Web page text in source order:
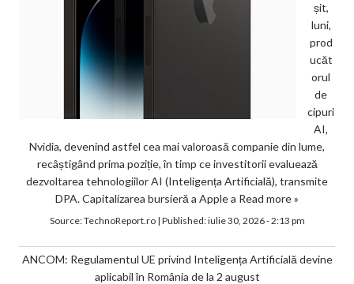
șit,
luni,
prod
ucăt
orul
de
cipuri
AI,
Nvidia, devenind astfel cea mai valoroasă companie din lume,
recâștigând prima poziție, în timp ce investitorii evaluează
dezvoltarea tehnologiilor AI (Inteligența Artificială), transmite
DPA. Capitalizarea bursieră a Apple a Read more »
Source:TechnoReport.ro| Published:iulie 30, 2026 - 2:13 pm
ANCOM: Regulamentul UE privind Inteligența Artificială devine
aplicabil în România de la 2 august